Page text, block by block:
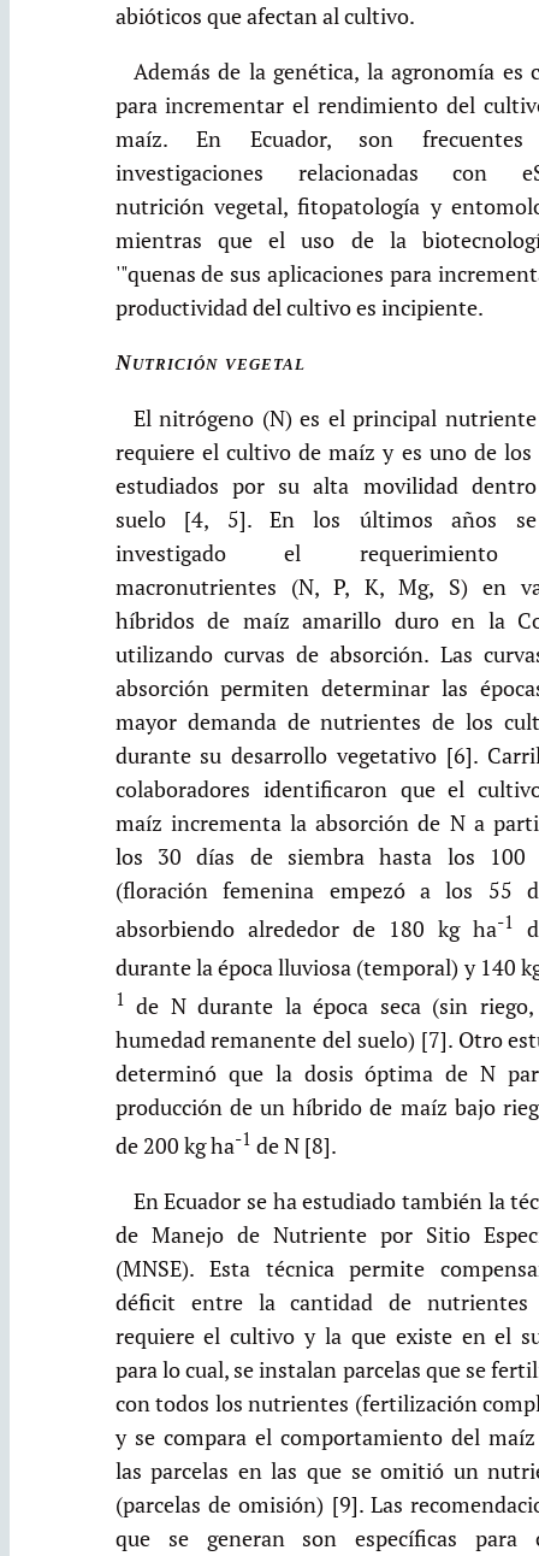
abióticos que afectan al cultivo.
Además de la genética, la agronomía es
para incrementar el rendimiento del
maíz. En Ecuador, son
investigaciones relacionadas con
nutrición vegetal, fitopatología y
mientras que el uso de la
'"quenas de sus aplicaciones para
productividad del cultivo es incipiente.
Nutrición vegetal
El nitrógeno (N) es el principal
requiere el cultivo de maíz y es uno de los
estudiados por su alta movilidad
suelo [4, 5]. En los últimos años
investigado el requerimiento
macronutrientes (N, P, K, Mg, S) en
híbridos de maíz amarillo duro en la
utilizando curvas de absorción. Las
absorción permiten determinar las
mayor demanda de nutrientes de los
durante su desarrollo vegetativo [6].
colaboradores identificaron que el
maíz incrementa la absorción de N a
los 30 días de siembra hasta los 100
(floración femenina empezó a los 55
absorbiendo alrededor de 180 kg ha-1
durante la época lluviosa (temporal) y 140
1 de N durante la época seca (sin
humedad remanente del suelo) [7]. Otro
determinó que la dosis óptima de N
producción de un híbrido de maíz bajo
de 200 kg ha-1 de N [8].
En Ecuador se ha estudiado también la
de Manejo de Nutriente por Sitio
(MNSE). Esta técnica permite
déficit entre la cantidad de nutrientes
requiere el cultivo y la que existe en el
para lo cual, se instalan parcelas que se
con todos los nutrientes (fertilización
y se compara el comportamiento del
las parcelas en las que se omitió un
(parcelas de omisión) [9]. Las
que se generan son específicas para